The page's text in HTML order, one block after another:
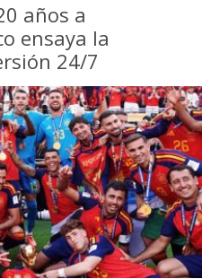
años a
ensaya la
24/7